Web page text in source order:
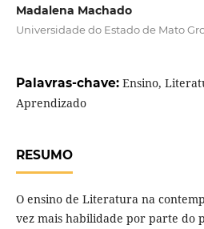
Madalena Machado
Universidade do Estado de Mato
Palavras-chave: Ensino,
Aprendizado
RESUMO
O ensino de Literatura na
vez mais habilidade por parte do